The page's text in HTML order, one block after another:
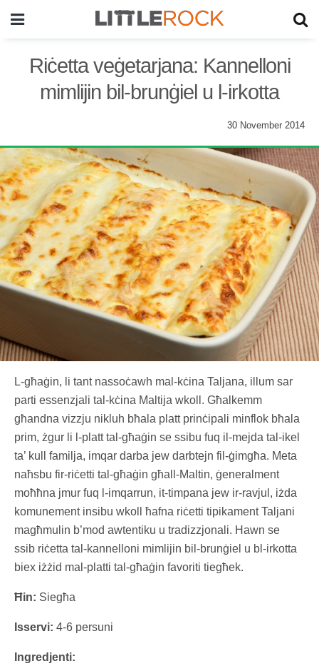
Riċetta veġetarjana: Kannelloni
mimlijin bil-brunġiel u l-irkotta
30 November 2014
L-għaġin, li tant nassoċawh mal-kċina Taljana, illum sar
parti essenzjali tal-kċina Maltija wkoll. Għalkemm
għandna vizzju nikluh bħala platt prinċipali minflok bħala
prim, żgur li l-platt tal-għaġin se ssibu fuq il-mejda tal-ikel
ta’ kull familja, imqar darba jew darbtejn fil-ġimgħa. Meta
naħsbu fir-riċetti tal-għaġin għall-Maltin, ġeneralment
moħħna jmur fuq l-imqarrun, it-timpana jew ir-ravjul, iżda
komunement insibu wkoll ħafna riċetti tipikament Taljani
magħmulin b’mod awtentiku u tradizzjonali. Hawn se
ssib riċetta tal-kannelloni mimlijin bil-brunġiel u bl-irkotta
biex iżżid mal-platti tal-għaġin favoriti tiegħek.
Ħin: Siegħa
Isservi: 4-6 persuni
Ingredjenti: